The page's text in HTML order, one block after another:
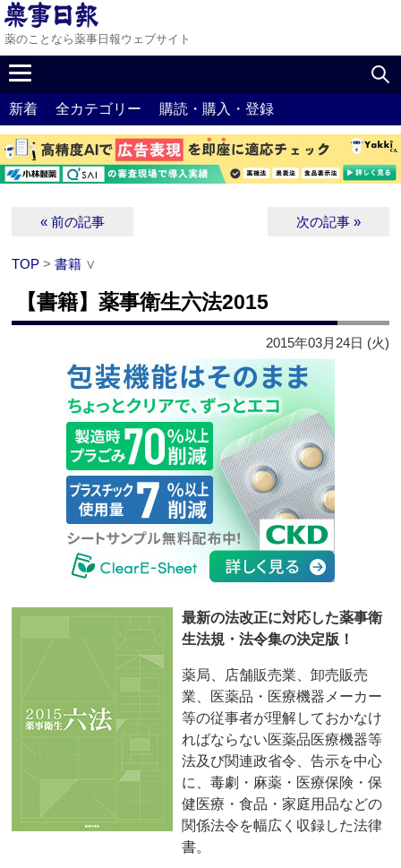
薬のことなら薬事日報ウェブサイト
新着 全カテゴリー 購読・購入・登録
« 前の記事 次の記事 »
TOP >書籍 ∨
【書籍】薬事衛生六法2015
2015年03月24日 (火)
最新の法改正に対応した薬事衛
生法規・法令集の決定版！
薬局、店舗販売業、卸売販売
業、医薬品・医療機器メーカー
等の従事者が理解しておかなけ
ればならない医薬品医療機器等
法及び関連政省令、告示を中心
に、毒劇・麻薬・医療保険・保
健医療・食品・家庭用品などの
関係法令を幅広く収録した法律
書。